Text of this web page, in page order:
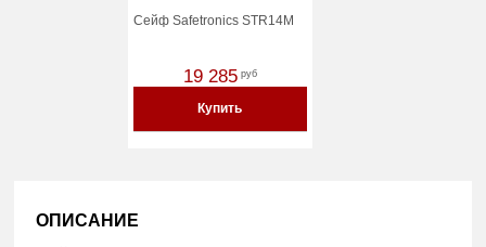
Сейф Safetronics STR14M
19 285 руб
Купить
ОПИСАНИЕ